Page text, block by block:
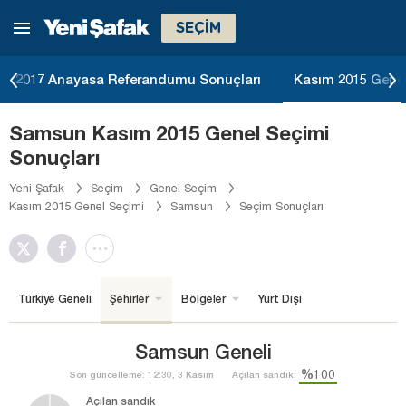
SEÇİM
2017 Anayasa Referandumu Sonuçları Kasım 2015
Samsun Kasım 2015 Genel Seçimi
Sonuçları
Yeni Şafak Seçim
Genel Seçim
Kasım 2015 Genel Seçimi
Samsun Seçim Sonuçları
Türkiye Geneli Şehirler Bölgeler Yurt Dışı
Samsun Geneli
Son güncelleme: 12:30, 3 Kasım Açılan sandık: %100
Açılan sandık